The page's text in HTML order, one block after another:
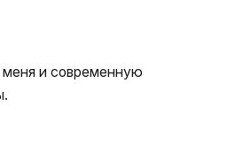
и современную